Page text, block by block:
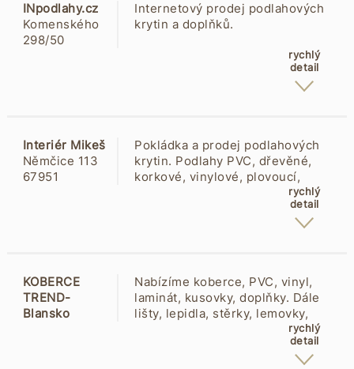
INpodlahy.cz
Komenského
298/50
Internetový prodej podlahových
krytin a doplňků.
rychlý
detail
Interiér Mikeš
Němčice 113
67951
Pokládka a prodej podlahových
krytin. Podlahy PVC, dřevěné,
korkové, vinylové, plovoucí,
laminátové, koberce bytové i
objektové. Dále instalujeme
podlahy Egger, Gerflor, Korek
e-shop stropní kazety.
rychlý
detail
KOBERCE
TREND-
Blansko
Nabízíme koberce, PVC, vinyl,
laminát, kusovky, doplňky. Dále
lišty, lepidla, stěrky, lemovky,
rohože, čistící zóny, běhouny,
matrace, garnýže, koupelnové
předložky. Odborné poradenství.
rychlý
detail